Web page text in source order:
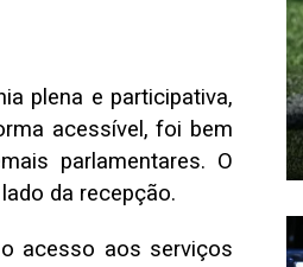
plena e participativa,
acessível, foi bem
parlamentares. O
da recepção.
acesso aos serviços